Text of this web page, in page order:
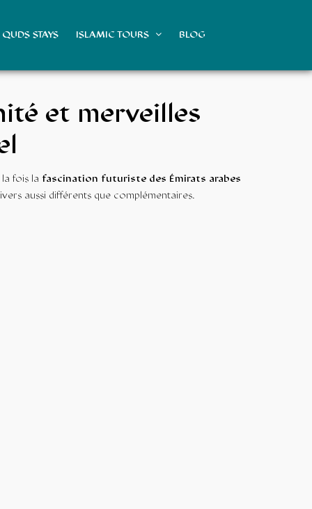
QUDS STAYS ISLAMIC TOURS BLOG
et merveilles
fois la fascination futuriste des Émirats arabes
aussi différents que complémentaires.